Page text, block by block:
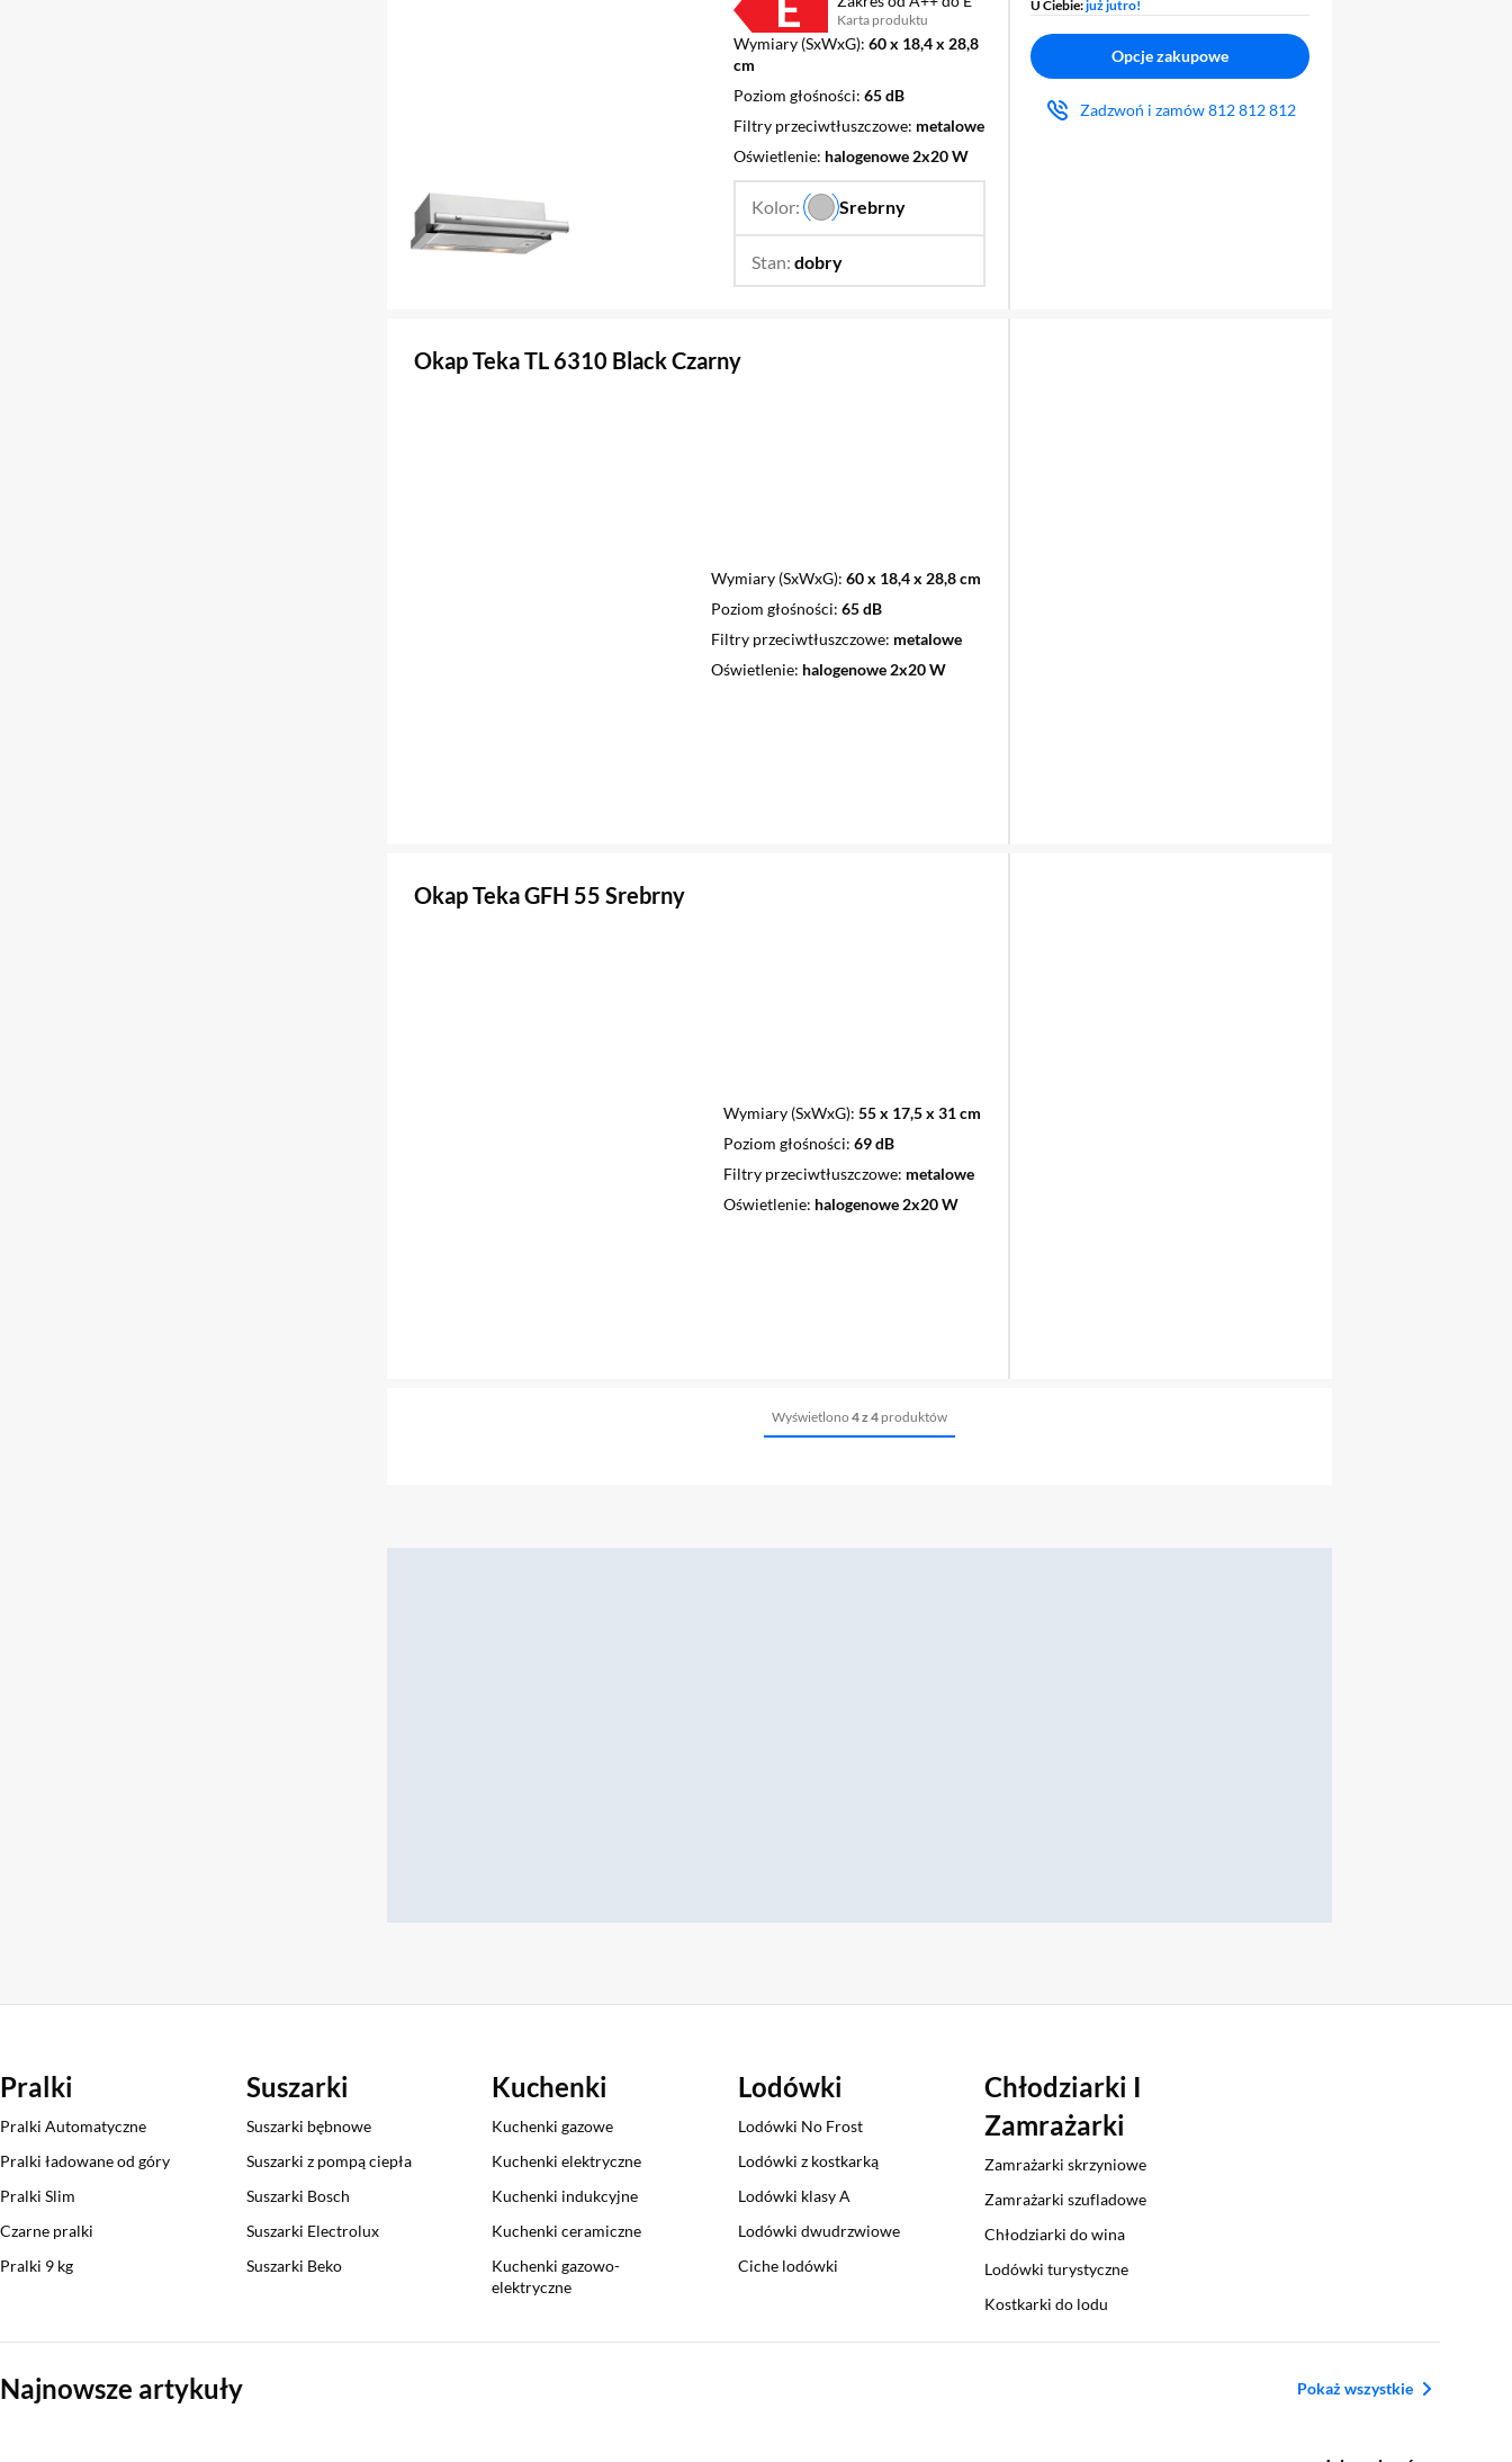
Karta produktu
Plik w formacie pdf
(otworzy się w nowym oknie)
Wymiary (SxWxG) 60 x 18,4 x 28,8
cm
Poziom głośności 65 dB
Filtry przeciwtłuszczowe metalowe
Oświetlenie halogenowe 2x20 W
Kolor: Srebrny
Stan: dobry
U Ciebie:już jutro!
Opcje zakupowe
Zadzwoń i zamów812 812 812
Okap Teka TL 6310 Black Czarny
Wymiary (SxWxG) 60 x 18,4 x 28,8 cm
Poziom głośności 65 dB
Filtry przeciwtłuszczowe metalowe
Oświetlenie halogenowe 2x20 W
Okap Teka GFH 55 Srebrny
Wymiary (SxWxG) 55 x 17,5 x 31 cm
Poziom głośności 69 dB
Filtry przeciwtłuszczowe metalowe
Oświetlenie halogenowe 2x20 W
Wyświetlono 4 z 4 produktów
Pralki
Pralki Automatyczne
Pralki ładowane od góry
Pralki Slim
Czarne pralki
Pralki 9 kg
Suszarki
Suszarki bębnowe
Suszarki z pompą ciepła
Suszarki Bosch
Suszarki Electrolux
Suszarki Beko
Kuchenki
Kuchenki gazowe
Kuchenki elektryczne
Kuchenki indukcyjne
Kuchenki ceramiczne
Kuchenki gazowo-
elektryczne
Lodówki
Lodówki No Frost
Lodówki z kostkarką
Lodówki klasy A
Lodówki dwudrzwiowe
Ciche lodówki
Chłodziarki I
Zamrażarki
Zamrażarki skrzyniowe
Zamrażarki szufladowe
Chłodziarki do wina
Lodówki turystyczne
Kostkarki do lodu
Najnowsze artykuły Pokaż wszystkie